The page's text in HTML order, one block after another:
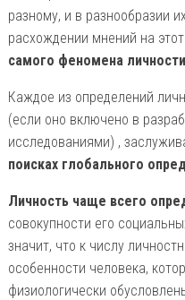
разному, и в разнообразии
расхождении мнений на
самого феномена
Каждое из определений
(если оно включено в
исследованиями) ,
поисках глобального
Личность чаще всего
совокупности его
значит, что к числу
особенности человека,
физиологически